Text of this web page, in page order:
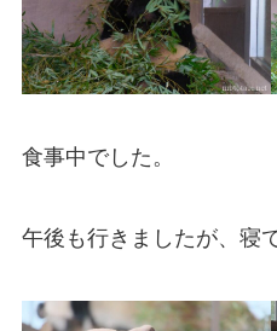
食事中でした。
午後も行きましたが、寝